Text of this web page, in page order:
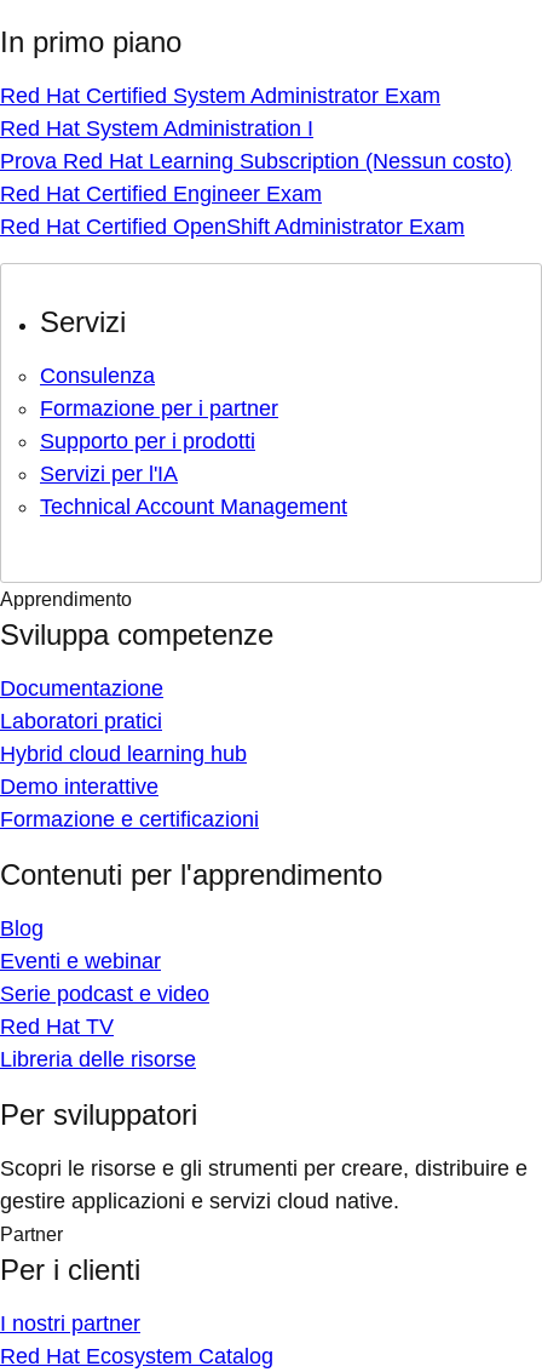
In primo piano
Red Hat Certified System Administrator Exam
Red Hat System Administration I
Prova Red Hat Learning Subscription (Nessun costo)
Red Hat Certified Engineer Exam
Red Hat Certified OpenShift Administrator Exam
Servizi
Consulenza
Formazione per i partner
Supporto per i prodotti
Servizi per l'IA
Technical Account Management
Apprendimento
Sviluppa competenze
Documentazione
Laboratori pratici
Hybrid cloud learning hub
Demo interattive
Formazione e certificazioni
Contenuti per l'apprendimento
Blog
Eventi e webinar
Serie podcast e video
Red Hat TV
Libreria delle risorse
Per sviluppatori
Scopri le risorse e gli strumenti per creare, distribuire e
gestire applicazioni e servizi cloud native.
Partner
Per i clienti
I nostri partner
Red Hat Ecosystem Catalog